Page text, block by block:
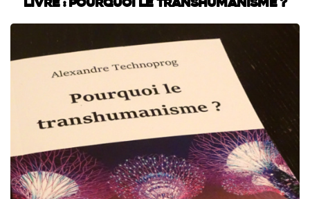
Livre : Pourquoi le transhumanisme ?